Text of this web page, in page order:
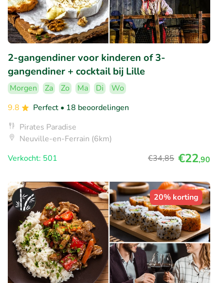
2-gangendiner voor kinderen of 3-
gangendiner + cocktail bij Lille
Morgen Za Zo Ma Di
Wo
9.8
Perfect • 18 beoordelingen
Pirates Paradise
Neuville-en-Ferrain (6km)
Verkocht: 501
€34,85 €22,90
20% korting